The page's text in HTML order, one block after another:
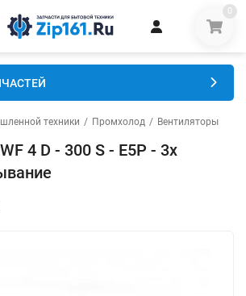
0
техники / Промхолод / Вентиляторы
4 D - 300 S - E5P - 3х